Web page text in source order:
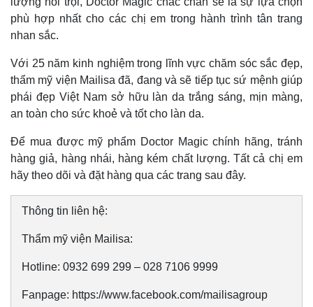
Hậu trường
phù hợp nhất cho các chị em trong hành trình tân trang
nhan sắc.
Với 25 năm kinh nghiệm trong lĩnh vực chăm sóc sắc đẹp,
thẩm mỹ viện Mailisa đã, đang và sẽ tiếp tục sứ mệnh giúp
phái đẹp Việt Nam sở hữu làn da trắng sáng, mịn màng,
an toàn cho sức khoẻ và tốt cho làn da.
Để mua được mỹ phẩm Doctor Magic chính hãng, tránh
hàng giả, hàng nhái, hàng kém chất lượng. Tất cả chị em
hãy theo dõi và đặt hàng qua các trang sau đây.
Thông tin liên hệ:
Thẩm mỹ viện Mailisa:
Hotline: 0932 699 299 – 028 7106 9999
Fanpage: https://www.facebook.com/mailisagroup